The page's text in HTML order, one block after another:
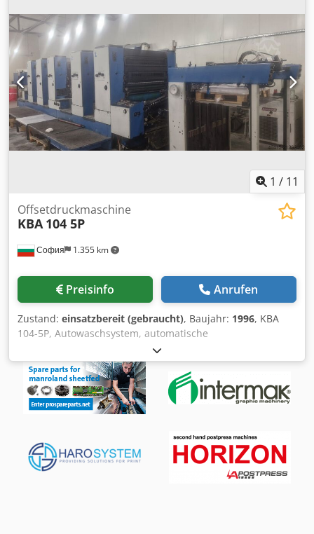
Feuchtung) Autoplate Waschanlage (Farbwalzen) Grafix IR-
Trockner Pulvereinrichtung Techkon Densito am Leitstand
angeschlossen CIP 4 System Dksdpfxoypardj Alaer
Inklusive Plattenstanze und Bieger Die Maschine war seit
einem Jahr nicht mehr in Produktion; laut meinen Tests
sind die Gummizylinder in 60%igem Zustand. Die Zylinder
sind unbeschädigt. Ein Test ist möglich, allerdings sind
weder Personal noch Hilfsmaterialien für den Druck
vorhanden, daher kann nur ein Papierdurchlauf-Test
durchgeführt werden. Die Maschine steht in Ungarn.
1 / 11
София 1.355 km
Offsetdruckmaschine
KBA 104 5P
Preisinfo Anrufen
Zustand: einsatzbereit (gebraucht), Baujahr: 1996, KBA
104-5P, Autowaschsystem, automatische
Platteneinrichtung, IR-Trockner, Baujahr 1996 Format:
Djdpfx Asyi T Ncolaekr max - 72x104 cm min - 28x42 cm
max. Geschwindigkeit 15.000/Stunde Gewicht ca. 49
Tonnen Abmessungen 11x4,3x2,3 m